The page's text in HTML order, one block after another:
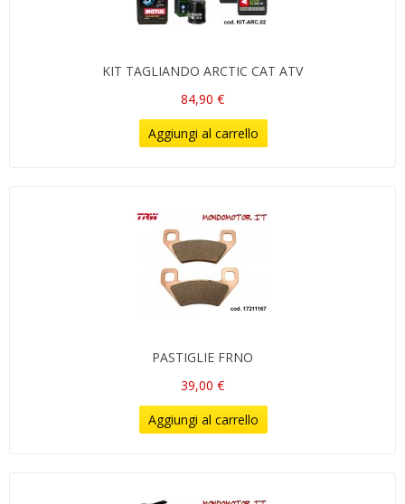
KIT TAGLIANDO ARCTIC CAT ATV
84,90 €
Aggiungi al carrello
PASTIGLIE FRNO
39,00 €
Aggiungi al carrello